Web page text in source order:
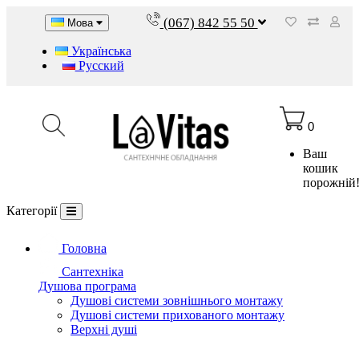
Мова
Українська
Русский
(067) 842 55 50
0
Ваш
кошик
Категорії
Головна
Сантехніка
Душова програма
Душові системи зовнішнього монтажу
Душові системи прихованого монтажу
Верхні душі